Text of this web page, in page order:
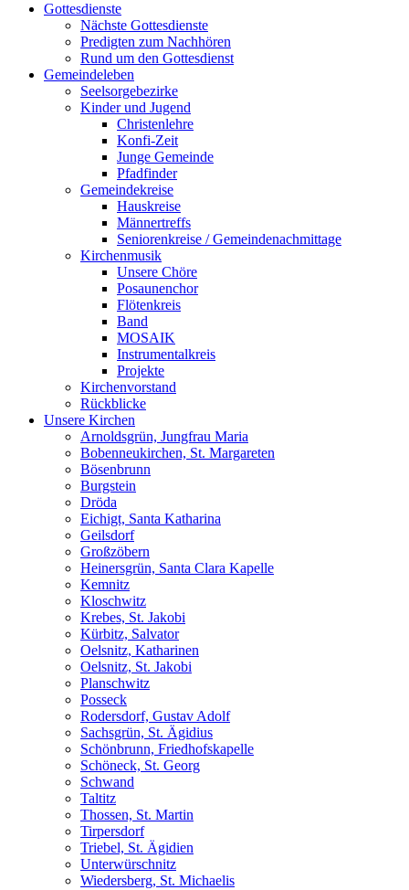
Gottesdienste
Nächste Gottesdienste
Predigten zum Nachhören
Rund um den Gottesdienst
Gemeindeleben
Seelsorgebezirke
Kinder und Jugend
Christenlehre
Konfi-Zeit
Junge Gemeinde
Pfadfinder
Gemeindekreise
Hauskreise
Männertreffs
Seniorenkreise / Gemeindenachmittage
Kirchenmusik
Unsere Chöre
Posaunenchor
Flötenkreis
Band
MOSAIK
Instrumentalkreis
Projekte
Kirchenvorstand
Rückblicke
Unsere Kirchen
Arnoldsgrün, Jungfrau Maria
Bobenneukirchen, St. Margareten
Bösenbrunn
Burgstein
Dröda
Eichigt, Santa Katharina
Geilsdorf
Großzöbern
Heinersgrün, Santa Clara Kapelle
Kemnitz
Kloschwitz
Krebes, St. Jakobi
Kürbitz, Salvator
Oelsnitz, Katharinen
Oelsnitz, St. Jakobi
Planschwitz
Posseck
Rodersdorf, Gustav Adolf
Sachsgrün, St. Ägidius
Schönbrunn, Friedhofskapelle
Schöneck, St. Georg
Schwand
Taltitz
Thossen, St. Martin
Tirpersdorf
Triebel, St. Ägidien
Unterwürschnitz
Wiedersberg, St. Michaelis